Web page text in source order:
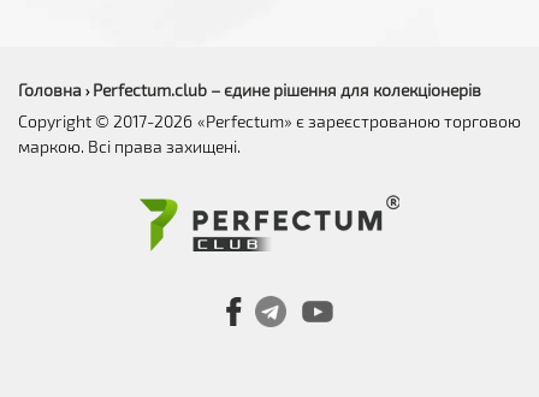
Головна › Perfectum.club – єдине рішення для колекціонерів
Copyright © 2017-2026 «Perfectum» є зареєстрованою торговою
маркою. Всі права захищені.